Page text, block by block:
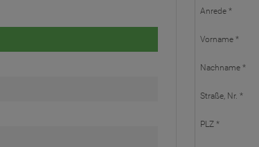
Anrede *
Vorname *
Nachname *
Straße, Nr. *
PLZ *